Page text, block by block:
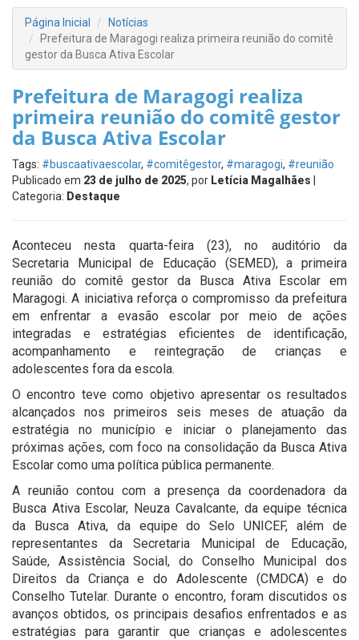
Página Inicial
Notícias
Prefeitura de Maragogi realiza primeira reunião do comitê
gestor da Busca Ativa Escolar
Prefeitura de Maragogi realiza
primeira reunião do comitê gestor
da Busca Ativa Escolar
Tags: #buscaativaescolar, #comitêgestor, #maragogi, #reunião
Publicado em 23 de julho de 2025, por Letícia Magalhães
Categoria: Destaque
Aconteceu nesta quarta-feira (23), no auditório da
Secretaria Municipal de Educação (SEMED), a primeira
reunião do comitê gestor da Busca Ativa Escolar em
Maragogi. A iniciativa reforça o compromisso da prefeitura
em enfrentar a evasão escolar por meio de ações
integradas e estratégias eficientes de identificação,
acompanhamento e reintegração de crianças e
adolescentes fora da escola.
O encontro teve como objetivo apresentar os resultados
alcançados nos primeiros seis meses de atuação da
estratégia no município e iniciar o planejamento das
próximas ações, com foco na consolidação da Busca Ativa
Escolar como uma política pública permanente.
A reunião contou com a presença da coordenadora da
Busca Ativa Escolar, Neuza Cavalcante, da equipe técnica
da Busca Ativa, da equipe do Selo UNICEF, além de
representantes da Secretaria Municipal de Educação,
Saúde, Assistência Social, do Conselho Municipal dos
Direitos da Criança e do Adolescente (CMDCA) e do
Conselho Tutelar. Durante o encontro, foram discutidos os
avanços obtidos, os principais desafios enfrentados e as
estratégias para garantir que crianças e adolescentes